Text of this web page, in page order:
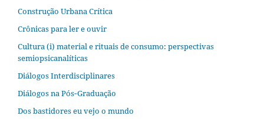
Construção Urbana Crítica
Crônicas para ler e ouvir
Cultura (i) material e rituais de consumo: perspectivas
semiopsicanalíticas
Diálogos Interdisciplinares
Diálogos na Pós‐Graduação
Dos bastidores eu vejo o mundo